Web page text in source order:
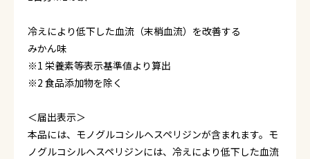
冷えにより低下した血流（末梢血流）を改善する
みかん味
※1 栄養素等表示基準値より算出
※2 食品添加物を除く
＜届出表示＞
本品には、モノグルコシルヘスペリジンが含まれます。モ
ノグルコシルヘスペリジンには、冷えにより低下した血流